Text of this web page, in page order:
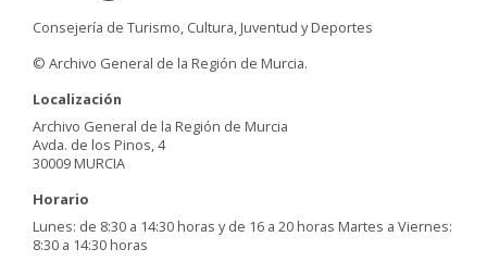
Consejería de Turismo, Cultura, Juventud y Deportes
© Archivo General de la Región de Murcia.
Localización
Archivo General de la Región de Murcia
Avda. de los Pinos, 4
30009 MURCIA
Horario
Lunes: de 8:30 a 14:30 horas y de 16 a 20 horas Martes a Viernes:
8:30 a 14:30 horas